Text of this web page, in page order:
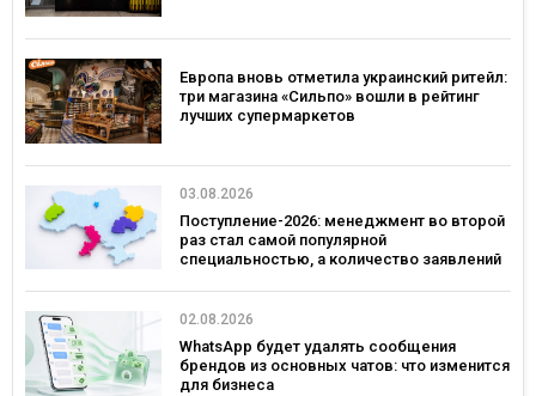
Европа вновь отметила украинский ритейл:
три магазина «Сильпо» вошли в рейтинг
лучших супермаркетов
03.08.2026
Поступление-2026: менеджмент во второй
раз стал самой популярной
специальностью, а количество заявлений
02.08.2026
WhatsApp будет удалять сообщения
брендов из основных чатов: что изменится
для бизнеса